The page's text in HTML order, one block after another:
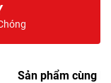
Sản phẩm cùng